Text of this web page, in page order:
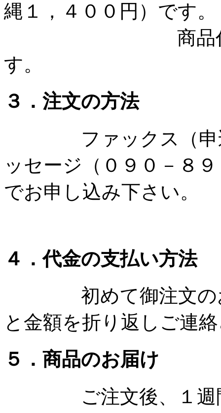
縄１，４００円）です。
商品代金と一
す。
３．注文の方法
ファックス（申込
ッセージ（０９０－８
でお申し込み下さい。
４．代金の支払い方法
初めて御注文のお
と金額を折り返しご連
５．商品のお届け
ご注文後、１週間